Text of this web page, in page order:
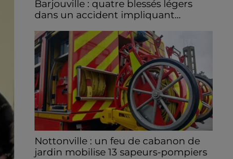
Barjouville : quatre blessés légers
dans un accident impliquant...
samedi après-midi sur la D910 à hauteur de
Barjouville à la suite d'une collision entre
trois véhicules. Quatre...
Nottonville : un feu de cabanon de
jardin mobilise 13 sapeurs-pompiers